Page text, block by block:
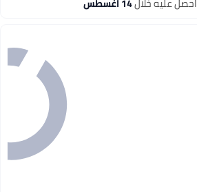
احصل عليه خلال14 اغسطس